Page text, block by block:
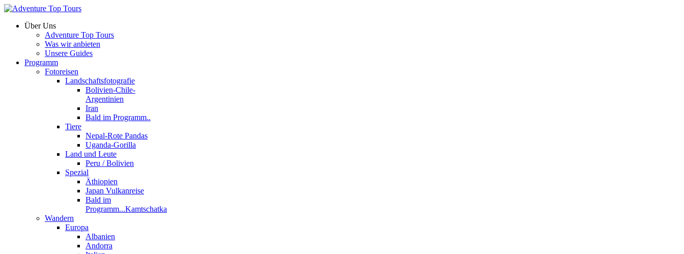
Über Uns
Adventure Top Tours
Was wir anbieten
Unsere Guides
Programm
Fotoreisen
Landschaftsfotografie
Bolivien-Chile-
Argentinien
Iran
Bald im Programm..
Tiere
Nepal-Rote Pandas
Uganda-Gorilla
Land und Leute
Peru / Bolivien
Spezial
Äthiopien
Japan Vulkanreise
Bald im
Programm...Kamtschatka
Wandern
Europa
Albanien
Andorra